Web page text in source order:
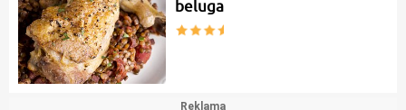
beluga